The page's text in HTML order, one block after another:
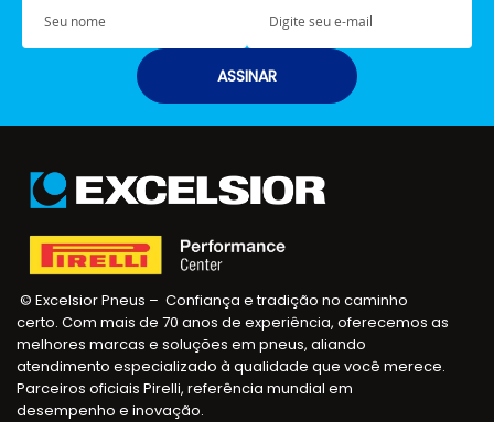
u
m
a
ASSINAR
© Excelsior Pneus – Confiança e tradição no caminho
certo. Com mais de 70 anos de experiência, oferecemos as
melhores marcas e soluções em pneus, aliando
atendimento especializado à qualidade que você merece.
Parceiros oficiais Pirelli, referência mundial em
desempenho e inovação.